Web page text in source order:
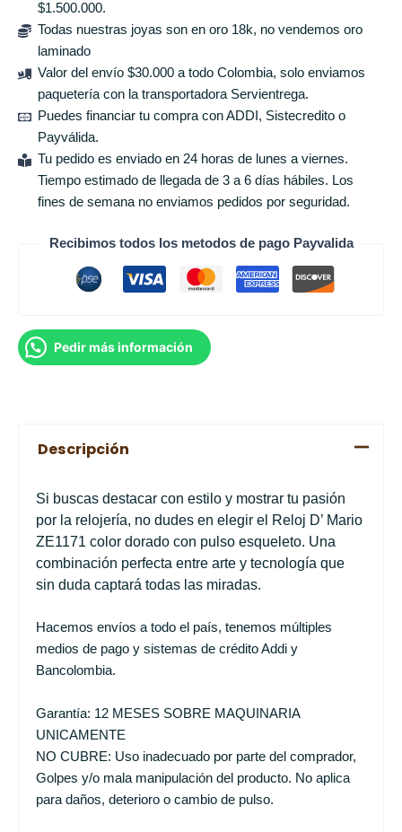
$1.500.000.
Todas nuestras joyas son en oro 18k, no vendemos oro
laminado
Valor del envío $30.000 a todo Colombia, solo enviamos
paquetería con la transportadora Servientrega.
Puedes financiar tu compra con ADDI, Sistecredito o
Payválida.
Tu pedido es enviado en 24 horas de lunes a viernes.
Tiempo estimado de llegada de 3 a 6 días hábiles. Los
fines de semana no enviamos pedidos por seguridad.
Recibimos todos los metodos de pago Payvalida
Pedir más información
Descripción
Si buscas destacar con estilo y mostrar tu pasión
por la relojería, no dudes en elegir el Reloj D’ Mario
ZE1171 color dorado con pulso esqueleto. Una
combinación perfecta entre arte y tecnología que
sin duda captará todas las miradas.
Hacemos envíos a todo el país, tenemos múltiples
medios de pago y sistemas de crédito Addi y
Bancolombia.
Garantía: 12 MESES SOBRE MAQUINARIA
UNICAMENTE
NO CUBRE: Uso inadecuado por parte del comprador,
Golpes y/o mala manipulación del producto. No aplica
para daños, deterioro o cambio de pulso.